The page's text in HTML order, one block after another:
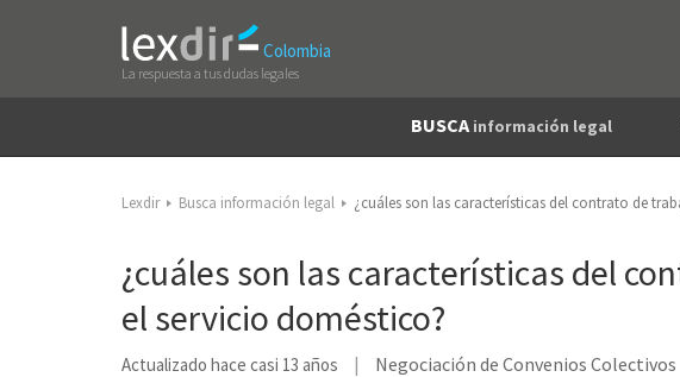
Colombia
La respuesta a tus dudas legales
BUSCA información legal
Lexdir Busca información legal ¿cuáles son las características del contrato de
¿cuáles son las características del
el servicio doméstico?
Actualizado hace casi 13 años Negociación de Convenios Colectivos